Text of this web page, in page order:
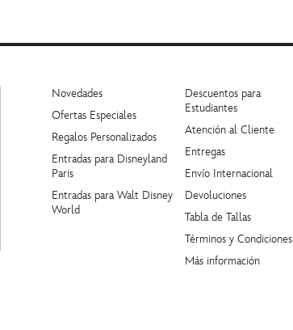
Novedades
Ofertas Especiales
Regalos Personalizados
Entradas para Disneyland
Paris
Entradas para Walt Disney
World
Descuentos para
Estudiantes
Atención al Cliente
Entregas
Envío Internacional
Devoluciones
Tabla de Tallas
Términos y Condiciones
Más información